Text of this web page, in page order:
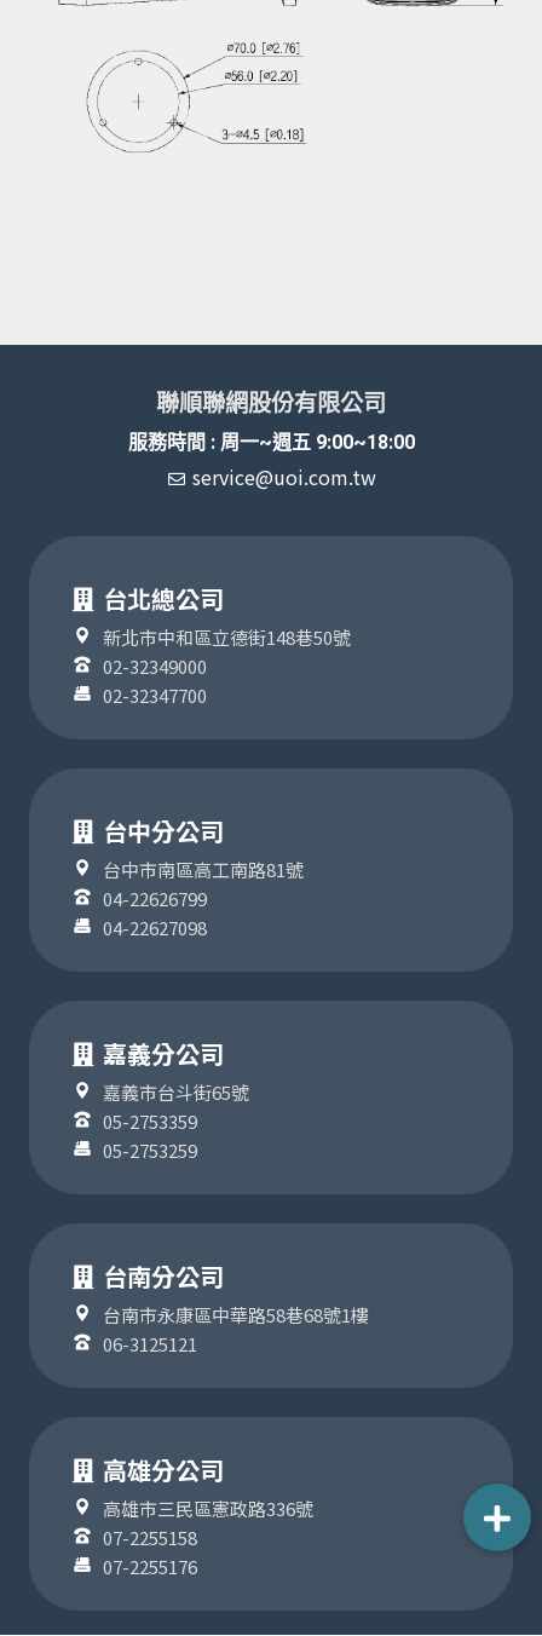
聯順聯網股份有限公司
服務時間 : 周一~週五 9:00~18:00
service@uoi.com.tw
台北總公司
新北市中和區立德街148巷50號
02-32349000
02-32347700
台中分公司
台中市南區高工南路81號
04-22626799
04-22627098
嘉義分公司
嘉義市台斗街65號
05-2753359
05-2753259
台南分公司
台南市永康區中華路58巷68號1樓
06-3125121
高雄分公司
高雄市三民區憲政路336號
07-2255158
07-2255176